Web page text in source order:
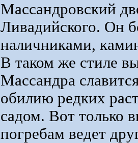
Массандровский
Ливадийского. Он
наличниками,
В таком же стиле
Массандра
обилию редких
садом. Вот только
погребам ведет